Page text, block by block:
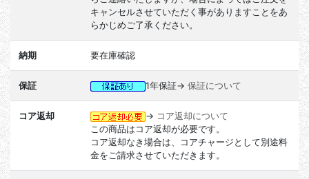
キャンセルさせていただく事がありますことをあ
らかじめご了承ください。
納期 要在庫確認
保証 1年保証→ 保証について
コア返却 → コア返却について
この商品はコア返却が必要です。
コア返却なき場合は、コアチャージとして別途料
金をご請求させていただきます。